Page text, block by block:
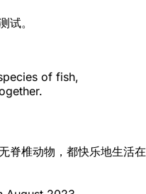
试。
of fish,
脊椎动物，都快乐地生活在